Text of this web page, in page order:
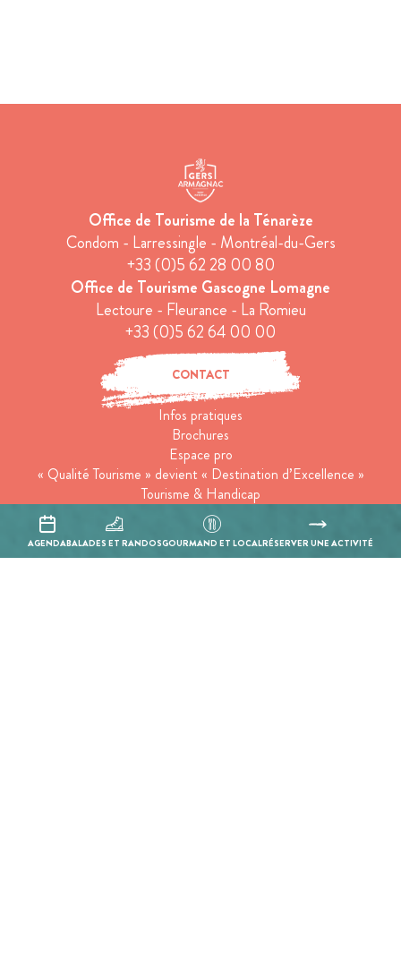
AGENDABALADES ET RANDOSGOURMAND ET LOCALRÉSERVER UNE ACTIVITÉ
Office de Tourisme de la Ténarèze
Condom - Larressingle - Montréal-du-Gers
+33 (0)5 62 28 00 80
Office de Tourisme Gascogne Lomagne
Lectoure - Fleurance - La Romieu
+33 (0)5 62 64 00 00
CONTACT
Infos pratiques
Brochures
Espace pro
« Qualité Tourisme » devient « Destination d’Excellence »
Tourisme & Handicap
Tourisme responsable
Groupes
Conditions générales de ventes